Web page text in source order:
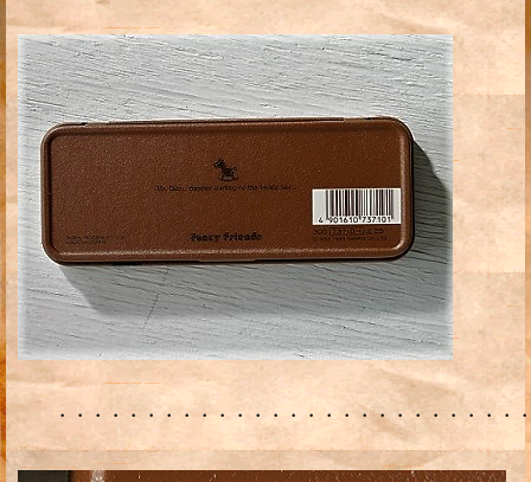
・・・・・・・・・・・・・・・・・・・・・・・・・・・